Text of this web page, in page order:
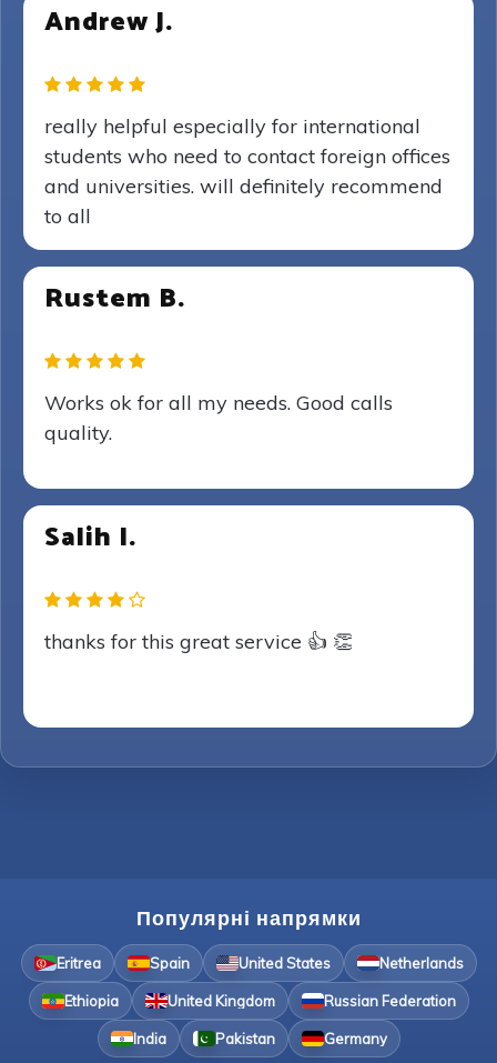
Andrew J.
really helpful especially for international
students who need to contact foreign offices
and universities. will definitely recommend
to all
Rustem B.
Works ok for all my needs. Good calls
quality.
Salih I.
thanks for this great service 👍 👏
Популярні напрямки
Eritrea Spain United States Netherlands
Ethiopia United Kingdom Russian Federation
India Pakistan Germany